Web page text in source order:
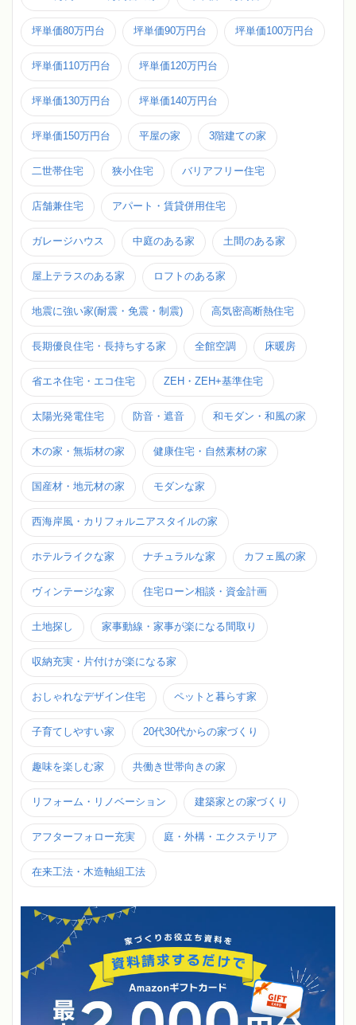
坪単価80万円台 坪単価90万円台 坪単価100万円台
坪単価110万円台 坪単価120万円台
坪単価130万円台 坪単価140万円台
坪単価150万円台 平屋の家 3階建ての家
二世帯住宅 狭小住宅 バリアフリー住宅
店舗兼住宅 アパート・賃貸併用住宅
ガレージハウス 中庭のある家 土間のある家
屋上テラスのある家 ロフトのある家
地震に強い家(耐震・免震・制震) 高気密高断熱住宅
長期優良住宅・長持ちする家 全館空調 床暖房
省エネ住宅・エコ住宅 ZEH・ZEH+基準住宅
太陽光発電住宅 防音・遮音 和モダン・和風の家
木の家・無垢材の家 健康住宅・自然素材の家
国産材・地元材の家 モダンな家
西海岸風・カリフォルニアスタイルの家
ホテルライクな家 ナチュラルな家 カフェ風の家
ヴィンテージな家 住宅ローン相談・資金計画
土地探し 家事動線・家事が楽になる間取り
収納充実・片付けが楽になる家
おしゃれなデザイン住宅 ペットと暮らす家
子育てしやすい家 20代30代からの家づくり
趣味を楽しむ家 共働き世帯向きの家
リフォーム・リノベーション 建築家との家づくり
アフターフォロー充実 庭・外構・エクステリア
在来工法・木造軸組工法